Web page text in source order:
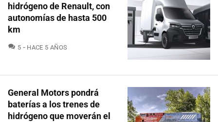
hidrógeno de Renault, con
autonomías de hasta 500
km
5 COMENTARIOS
HACE 5 AÑOS
General Motors pondrá
baterías a los trenes de
hidrógeno que moverán el